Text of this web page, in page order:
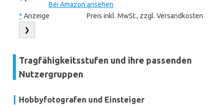
Bei Amazon ansehen
* Anzeige Preis inkl. MwSt., zzgl. Versandkosten
❯
Tragfähigkeitsstufen und ihre passenden
Nutzergruppen
Hobbyfotografen und Einsteiger